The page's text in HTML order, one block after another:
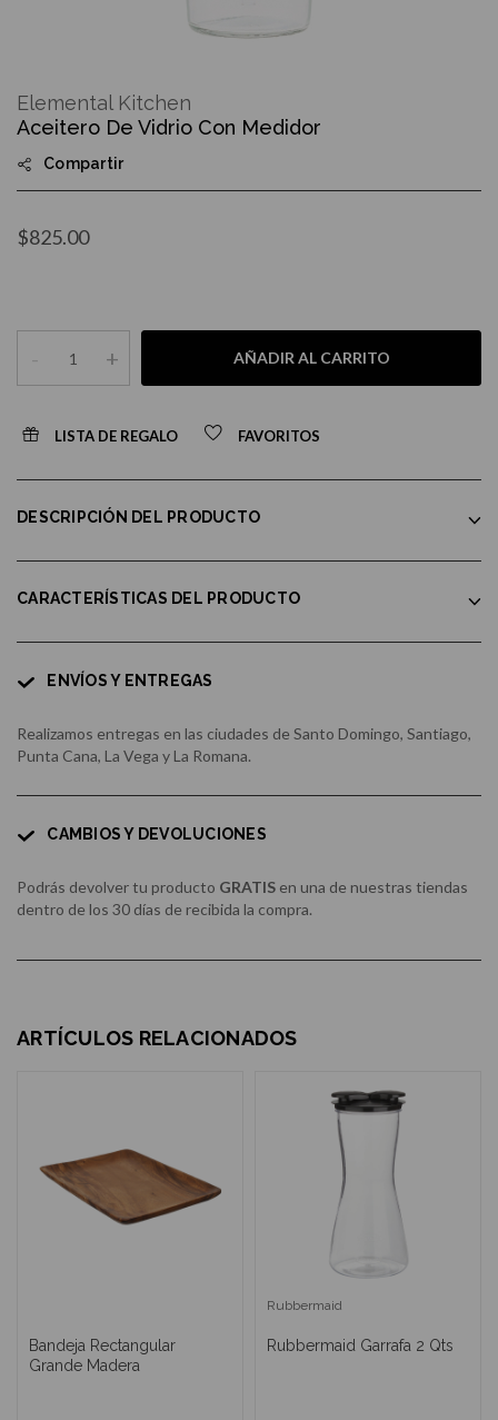
the
beginning
the
images
Aceitero De Vidrio Con Medidor
Compartir
$825.00
- + AÑADIR AL CARRITO
LISTA DE REGALO FAVORITOS
Elemental Kitchen
DESCRIPCIÓN DEL PRODUCTO
CARACTERÍSTICAS DEL PRODUCTO
ENVÍOS Y ENTREGAS
Realizamos entregas en las ciudades de Santo Domingo, Santiago,
Punta Cana, La Vega y La Romana.
CAMBIOS Y DEVOLUCIONES
Podrás devolver tu producto GRATIS en una de nuestras tiendas
dentro de los 30 días de recibida la compra.
ARTÍCULOS RELACIONADOS
Bandeja Rectangular
Grande Madera
Rubbermaid
Rubbermaid Garrafa 2 Qts